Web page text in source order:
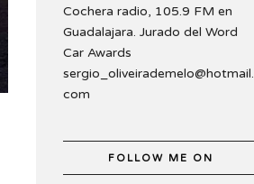
Cochera radio, 105.9 FM en
Guadalajara. Jurado del Word
Car Awards
sergio_oliveirademelo@hotmail.
com
FOLLOW ME ON